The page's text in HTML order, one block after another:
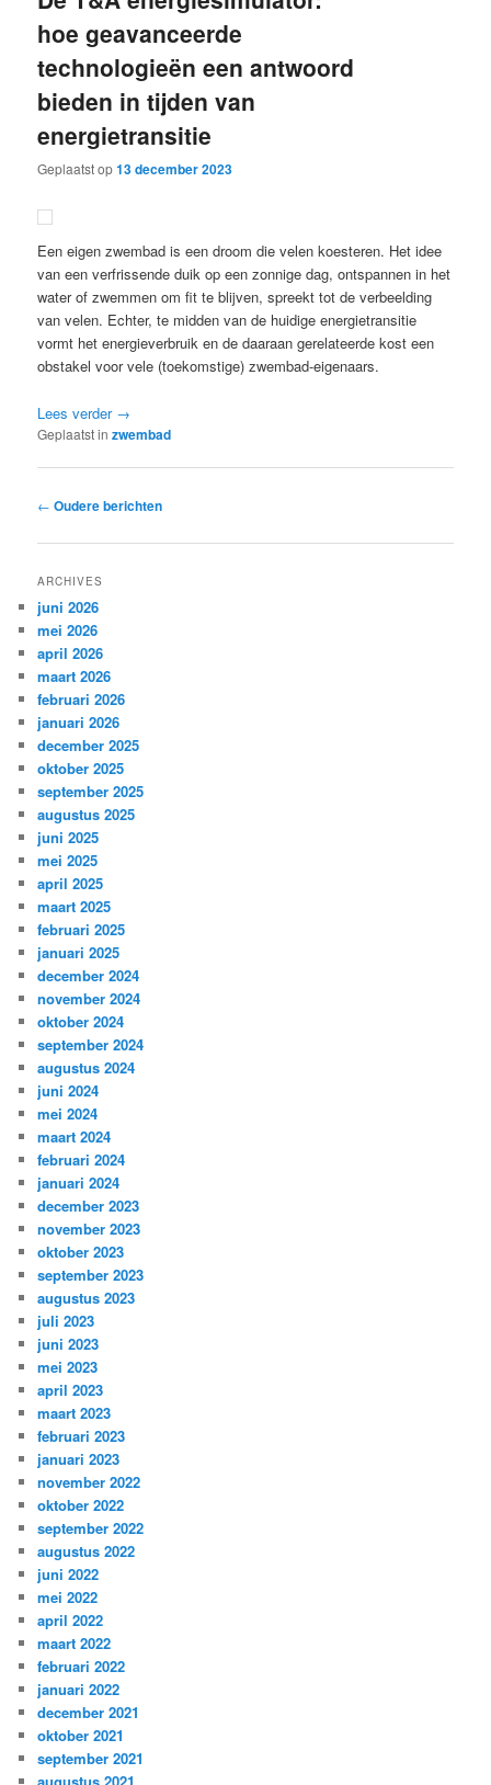
hoe geavanceerde
technologieën een antwoord
bieden in tijden van
energietransitie
Geplaatst op13 december 2023
Een eigen zwembad is een droom die velen koesteren. Het idee
van een verfrissende duik op een zonnige dag, ontspannen in het
water of zwemmen om fit te blijven, spreekt tot de verbeelding
van velen. Echter, te midden van de huidige energietransitie
vormt het energieverbruik en de daaraan gerelateerde kost een
obstakel voor vele (toekomstige) zwembad-eigenaars.
Lees verder →
Geplaatst in zwembad
Bericht
← Oudere berichten
ARCHIVES
juni 2026
mei 2026
april 2026
maart 2026
februari 2026
januari 2026
december 2025
oktober 2025
september 2025
augustus 2025
juni 2025
mei 2025
april 2025
maart 2025
februari 2025
januari 2025
december 2024
november 2024
oktober 2024
september 2024
augustus 2024
juni 2024
mei 2024
maart 2024
februari 2024
januari 2024
december 2023
november 2023
oktober 2023
september 2023
augustus 2023
juli 2023
juni 2023
mei 2023
april 2023
maart 2023
februari 2023
januari 2023
november 2022
oktober 2022
september 2022
augustus 2022
juni 2022
mei 2022
april 2022
maart 2022
februari 2022
januari 2022
december 2021
oktober 2021
september 2021